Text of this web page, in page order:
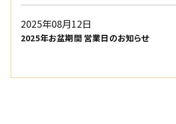
2025年08月12日
2025年お盆期間 営業日のお知らせ